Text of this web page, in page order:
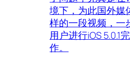
境下，为此国外媒
样的一段视频，一
用户进行iOS 5.0.1
作。